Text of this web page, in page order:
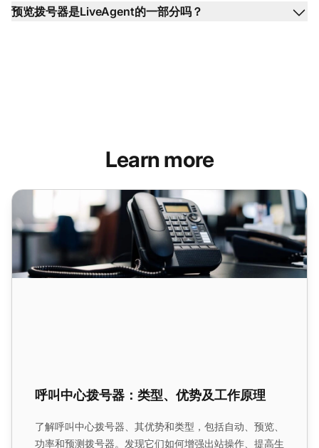
预览拨号器是LiveAgent的一部分吗？
Learn more
呼叫中心拨号器：类型、优势及工作原理
呼叫中心拨号器：类型、优势及工作原理
了解呼叫中心拨号器、其优势和类型，包括自动、预览、
功率和预测拨号器。发现它们如何增强出站操作、提高生